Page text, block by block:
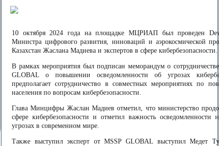
10 октября 2024 года на площадке МЦРИАП был проведен
Министра цифрового развития, инноваций и аэрокосмической
Казахстан Жаслана Мадиева и экспертов в сфере кибербезопасности.
В рамках мероприятия был подписан меморандум о
GLOBAL о повышении осведомленности об угрозах
предполагает сотрудничество в совместных мероприятиях по
населения по вопросам кибербезопасности.
Глава Минцифры Жаслан Мадиев отметил, что министерство
сфере кибербезопасности и отметил важность осведомленности
угрозах в современном мире.
Также выступил эксперт от MSSP GLOBAL выступил Медет